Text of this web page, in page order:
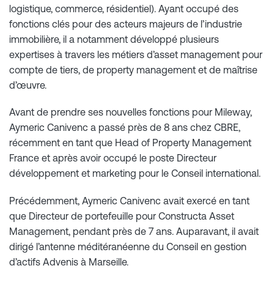
logistique, commerce, résidentiel). Ayant occupé des
fonctions clés pour des acteurs majeurs de l’industrie
immobilière, il a notamment développé plusieurs
expertises à travers les métiers d’asset management pour
compte de tiers, de property management et de maîtrise
d’œuvre.
Avant de prendre ses nouvelles fonctions pour Mileway,
Aymeric Canivenc a passé près de 8 ans chez CBRE,
récemment en tant que Head of Property Management
France et après avoir occupé le poste Directeur
développement et marketing pour le Conseil international.
Précédemment, Aymeric Canivenc avait exercé en tant
que Directeur de portefeuille pour Constructa Asset
Management, pendant près de 7 ans. Auparavant, il avait
dirigé l’antenne méditéranéenne du Conseil en gestion
d’actifs Advenis à Marseille.